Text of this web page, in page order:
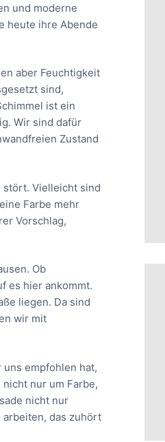
und moderne
heute ihre Abende
aber Feuchtigkeit
sind,
ist ein
Wir sind dafür
Zustand
stört. Vielleicht sind
Farbe mehr
Vorschlag,
Ob
es hier ankommt.
liegen. Da sind
wir mit
empfohlen hat,
nur um Farbe,
nicht nur
arbeiten, das zuhört